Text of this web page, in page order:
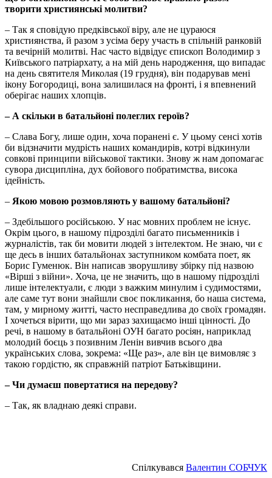
творити християнські молитви?
– Так я сповідую предківської віру, але не цураюся
християнства, й разом з усіма беру участь в спільній ранковій
та вечірній молитві. Нас часто відвідує єпископ Володимир з
Київського патріархату, а на мій день народження, що випадає
на день святителя Миколая (19 грудня), він подарував мені
ікону Богородиці, вона залишилася на фронті, і я впевнений
оберігає наших хлопців.
– А скільки в батальйоні полеглих героїв?
– Слава Богу, лише один, хоча поранені є. У цьому сенсі хотів
би відзначити мудрість наших командирів, котрі відкинули
совкові принципи військової тактики. Знову ж нам допомагає
сувора дисципліна, дух бойового побратимства, висока
ідейність.
– Якою мовою розмовляють у вашому батальйоні?
– Здебільшого російською. У нас мовних проблем не існує.
Окрім цього, в нашому підрозділі багато письменників і
журналістів, так би мовити людей з інтелектом. Не знаю, чи є
ще десь в інших батальйонах заступником комбата поет, як
Борис Гуменюк. Він написав зворушливу збірку під назвою
«Вірші з війни». Хоча, це не значить, що в нашому підрозділі
лише інтелектуали, є люди з важким минулим і судимостями,
але саме тут вони знайшли своє покликання, бо наша система,
там, у мирному житті, часто несправедлива до своїх громадян.
І хочеться вірити, що ми зараз захищаємо інші цінності. До
речі, в нашому в батальйоні ОУН багато росіян, наприклад
молодий боєць з позивним Ленін вивчив всього два
українських слова, зокрема: «Ще раз», але він це вимовляє з
такою гордістю, як справжній патріот Батьківщини.
– Чи думаєш повертатися на передову?
– Так, як владнаю деякі справи.
Спілкувався Валентин СОБЧУК